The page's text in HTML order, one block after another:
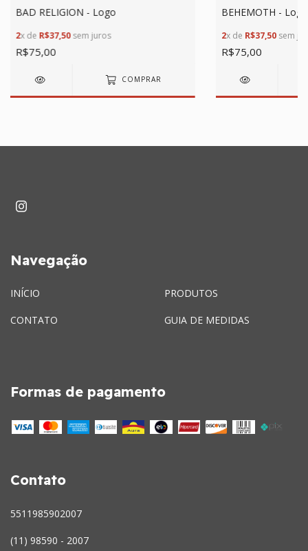
BAD RELIGION - Logo
2x de R$37,50sem juros
R$75,00
COMPRAR
BEHEMOTH - Logo
2x de R$37,50sem
R$75,00
Navegação
INÍCIO PRODUTOS
CONTATO GUIA DE MEDIDAS
Formas de pagamento
Contato
5511985902007
(11) 98590 - 2007